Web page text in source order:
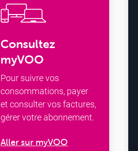
Consultez
myVOO
Pour suivre vos
consommations, payer
et consulter vos factures,
gérer votre abonnement.
Aller sur myVOO